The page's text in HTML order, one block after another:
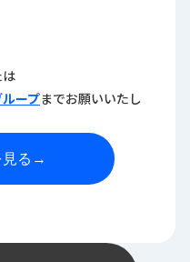
ープまでお願いいたし
る →